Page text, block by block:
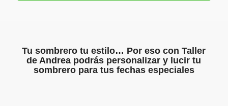
Tu sombrero tu estilo… Por eso con Taller
de Andrea podrás personalizar y lucir tu
sombrero para tus fechas especiales